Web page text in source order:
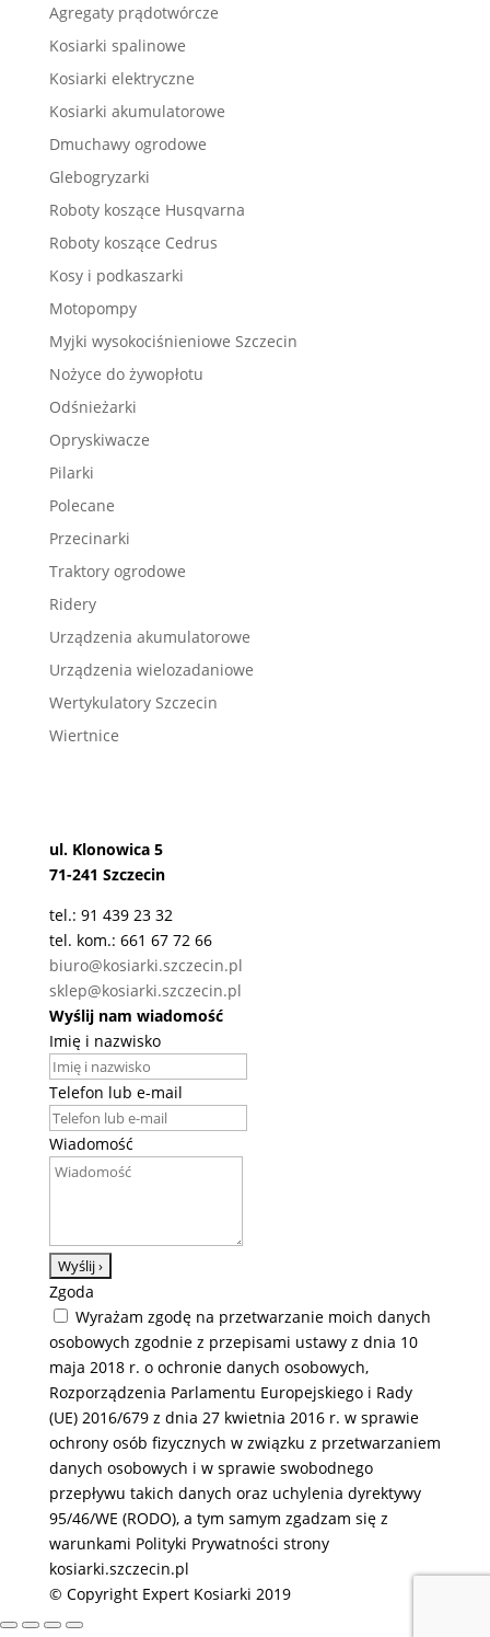
Agregaty prądotwórcze
Kosiarki spalinowe
Kosiarki elektryczne
Kosiarki akumulatorowe
Dmuchawy ogrodowe
Glebogryzarki
Roboty koszące Husqvarna
Roboty koszące Cedrus
Kosy i podkaszarki
Motopompy
Myjki wysokociśnieniowe Szczecin
Nożyce do żywopłotu
Odśnieżarki
Opryskiwacze
Pilarki
Polecane
Przecinarki
Traktory ogrodowe
Ridery
Urządzenia akumulatorowe
Urządzenia wielozadaniowe
Wertykulatory Szczecin
Wiertnice
ul. Klonowica 5
71-241 Szczecin
tel.: 91 439 23 32
tel. kom.: 661 67 72 66
biuro@kosiarki.szczecin.pl
sklep@kosiarki.szczecin.pl
Wyślij nam wiadomość
Imię i nazwisko
Telefon lub e-mail
Wiadomość
Zgoda
Wyrażam zgodę na przetwarzanie moich danych
osobowych zgodnie z przepisami ustawy z dnia 10
maja 2018 r. o ochronie danych osobowych,
Rozporządzenia Parlamentu Europejskiego i Rady
(UE) 2016/679 z dnia 27 kwietnia 2016 r. w sprawie
ochrony osób fizycznych w związku z przetwarzaniem
danych osobowych i w sprawie swobodnego
przepływu takich danych oraz uchylenia dyrektywy
95/46/WE (RODO), a tym samym zgadzam się z
warunkami Polityki Prywatności strony
kosiarki.szczecin.pl
© Copyright Expert Kosiarki 2019